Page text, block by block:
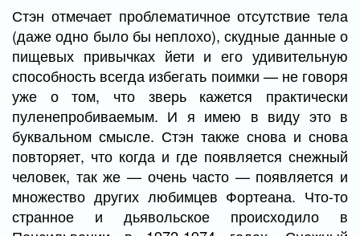
Стэн отмечает проблематичное отсутствие тела
(даже одно было бы неплохо), скудные данные о
пищевых привычках йети и его удивительную
способность всегда избегать поимки — не говоря
уже о том, что зверь кажется практически
пуленепробиваемым. И я имею в виду это в
буквальном смысле. Стэн также снова и снова
повторяет, что когда и где появляется снежный
человек, так же — очень часто — появляется и
множество других любимцев Фортеана. Что-то
странное и дьявольское происходило в